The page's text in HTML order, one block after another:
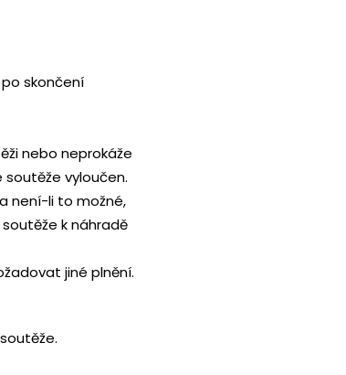
skončení
nebo neprokáže
soutěže vyloučen.
není-li to možné,
k náhradě
jiné plnění.